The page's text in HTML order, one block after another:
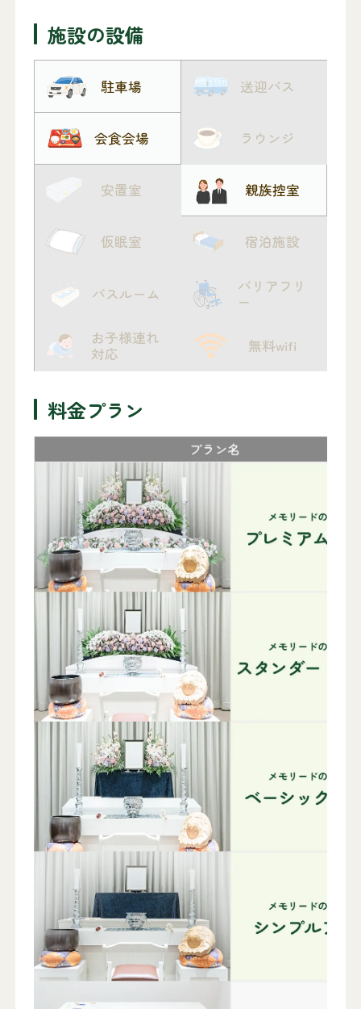
施設の設備
駐車場 送迎バス
会食会場 ラウンジ
安置室 親族控室
仮眠室 宿泊施設
バスルーム
バリアフリ
ー
お子様連れ
対応
無料wifi
料金プラン